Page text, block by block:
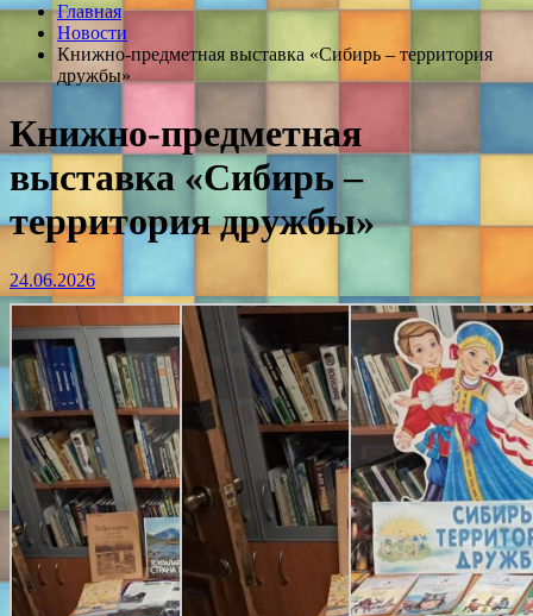
Главная
Новости
Книжно-предметная выставка «Сибирь – территория
дружбы»
Книжно-предметная
выставка «Сибирь –
территория дружбы»
24.06.2026